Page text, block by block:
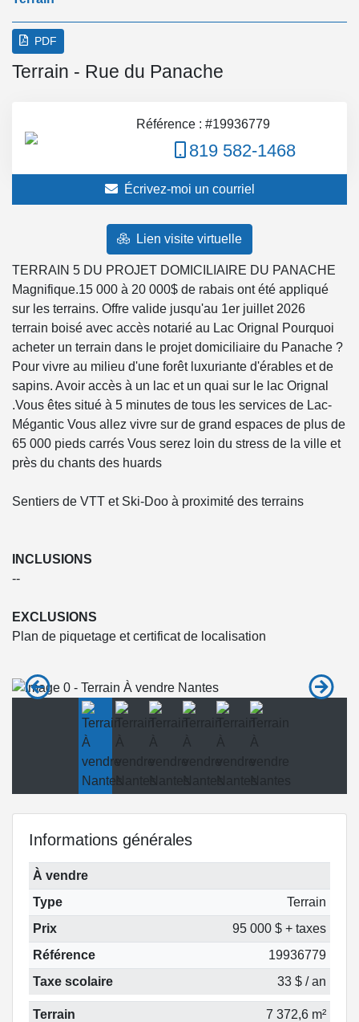
PDF
Terrain - Rue du Panache
Référence : #19936779
819 582-1468
Écrivez-moi un courriel
Lien visite virtuelle
TERRAIN 5 DU PROJET DOMICILIAIRE DU PANACHE
Magnifique.15 000 à 20 000$ de rabais ont été appliqué
sur les terrains. Offre valide jusqu'au 1er juillet 2026
terrain boisé avec accès notarié au Lac Orignal Pourquoi
acheter un terrain dans le projet domiciliaire du Panache ?
Pour vivre au milieu d'une forêt luxuriante d'érables et de
sapins. Avoir accès à un lac et un quai sur le lac Orignal
.Vous êtes situé à 5 minutes de tous les services de Lac-
Mégantic Vous allez vivre sur de grand espaces de plus de
65 000 pieds carrés Vous serez loin du stress de la ville et
près du chants des huards
Sentiers de VTT et Ski-Doo à proximité des terrains
INCLUSIONS
--
EXCLUSIONS
Plan de piquetage et certificat de localisation
Informations générales
À vendre
Type
Terrain
Prix
95 000 $ + taxes
Référence
19936779
Taxe scolaire
33 $ / an
Terrain 7 372,6 m²